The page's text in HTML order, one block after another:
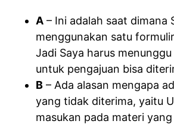
A – Ini adalah saat dimana
menggunakan satu
Jadi Saya harus
untuk pengajuan bisa
B – Ada alasan mengapa
yang tidak diterima, yaitu
masukan pada materi